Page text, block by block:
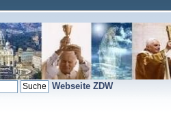
Webseite ZDW